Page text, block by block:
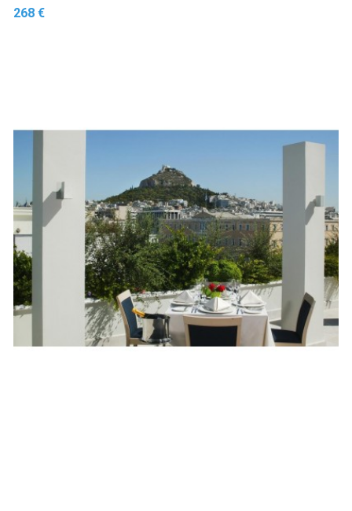
Prix
268 €